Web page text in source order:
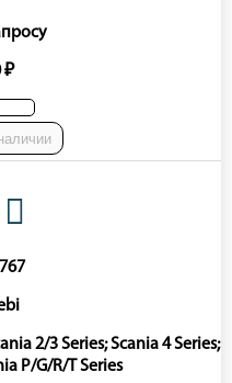
₽
2/3 Series; Scania 4 Series;
P/G/R/T Series